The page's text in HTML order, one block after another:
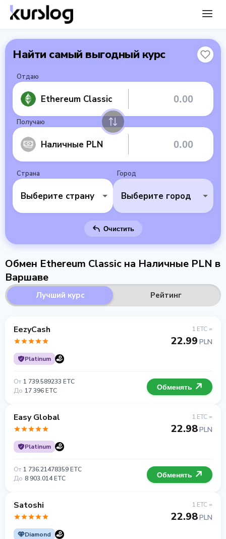
Найти самый выгодный курс
Отдаю
Ethereum Classic
Получаю
Наличные PLN
Страна
Выберите страну
Город
Выберите город
Очистить
Обмен Ethereum Classic на Наличные PLN в
Варшаве
Лучший курс Рейтинг
EezyCash
Platinum
1 ETC =
22.99 PLN
От 1 739.589233 ETC
До 17 396 ETC Обменять
Easy Global
Platinum
1 ETC =
22.98PLN
От 1 736.21478359 ETC
До 8 903.014 ETC Обменять
Satoshi
Diamond
1 ETC =
22.98PLN